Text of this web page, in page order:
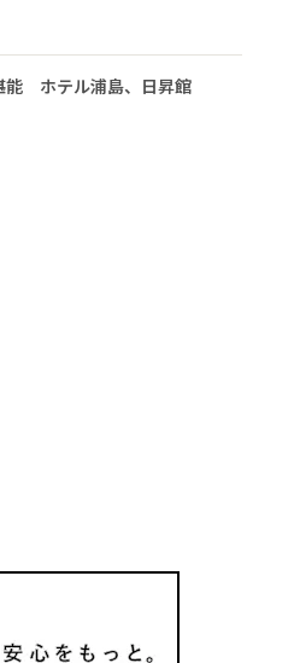
能 ホテル浦島、日昇館